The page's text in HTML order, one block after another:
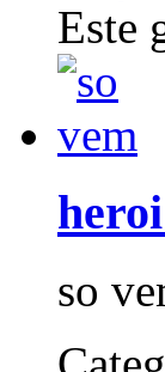
Este
so